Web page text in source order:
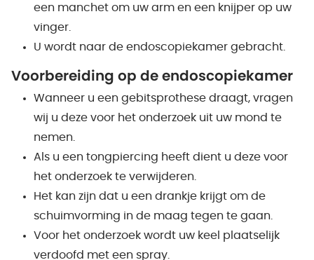
een manchet om uw arm en een knijper op uw
vinger.
U wordt naar de endoscopiekamer gebracht.
Voorbereiding op de endoscopiekamer
Wanneer u een gebitsprothese draagt, vragen
wij u deze voor het onderzoek uit uw mond te
nemen.
Als u een tongpiercing heeft dient u deze voor
het onderzoek te verwijderen.
Het kan zijn dat u een drankje krijgt om de
schuimvorming in de maag tegen te gaan.
Voor het onderzoek wordt uw keel plaatselijk
verdoofd met een spray.